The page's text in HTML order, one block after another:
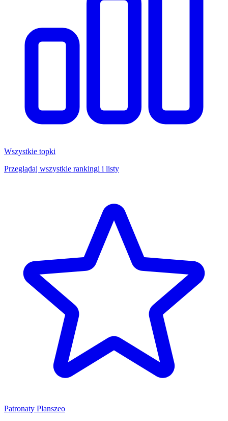
Wszystkie topki
Przeglądaj wszystkie rankingi i listy
Patronaty Planszeo